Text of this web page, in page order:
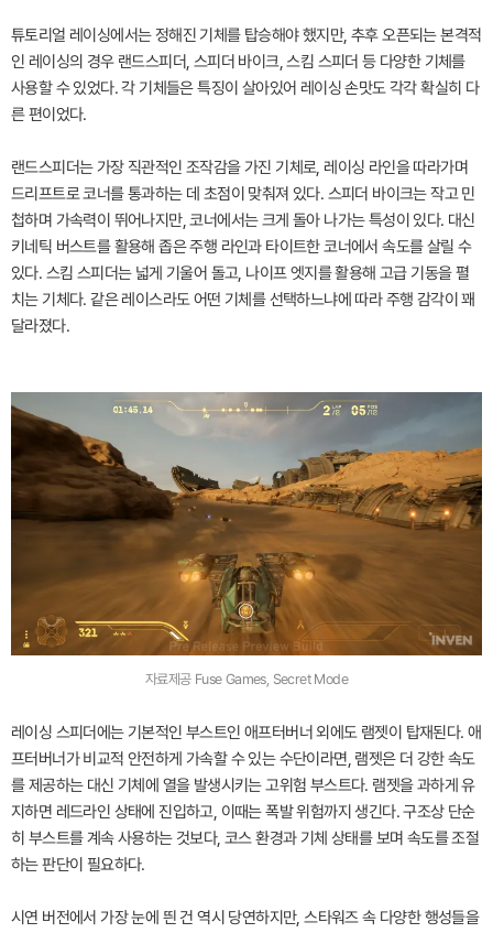
튜토리얼 레이싱에서는 정해진 기체를 탑승해야 했지만, 추후 오픈되는 본격적
인 레이싱의 경우 랜드스피더, 스피더 바이크, 스킴 스피더 등 다양한 기체를
사용할 수 있었다. 각 기체들은 특징이 살아있어 레이싱 손맛도 각각 확실히 다
른 편이었다.
랜드스피더는 가장 직관적인 조작감을 가진 기체로, 레이싱 라인을 따라가며
드리프트로 코너를 통과하는 데 초점이 맞춰져 있다. 스피더 바이크는 작고 민
첩하며 가속력이 뛰어나지만, 코너에서는 크게 돌아 나가는 특성이 있다. 대신
키네틱 버스트를 활용해 좁은 주행 라인과 타이트한 코너에서 속도를 살릴 수
있다. 스킴 스피더는 넓게 기울어 돌고, 나이프 엣지를 활용해 고급 기동을 펼
치는 기체다. 같은 레이스라도 어떤 기체를 선택하느냐에 따라 주행 감각이 꽤
달라졌다.
자료제공 Fuse Games, Secret Mode
레이싱 스피더에는 기본적인 부스트인 애프터버너 외에도 램젯이 탑재된다. 애
프터버너가 비교적 안전하게 가속할 수 있는 수단이라면, 램젯은 더 강한 속도
를 제공하는 대신 기체에 열을 발생시키는 고위험 부스트다. 램젯을 과하게 유
지하면 레드라인 상태에 진입하고, 이때는 폭발 위험까지 생긴다. 구조상 단순
히 부스트를 계속 사용하는 것보다, 코스 환경과 기체 상태를 보며 속도를 조절
하는 판단이 필요하다.
시연 버전에서 가장 눈에 띈 건 역시 당연하지만, 스타워즈 속 다양한 행성들을